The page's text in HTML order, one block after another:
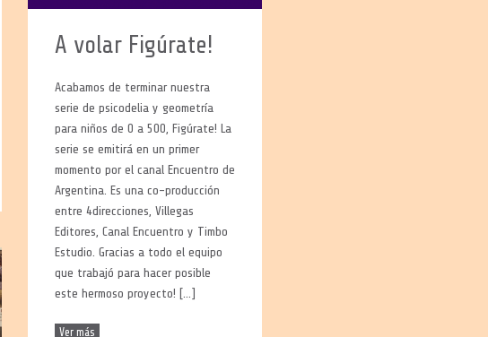
A volar Figúrate!
Acabamos de terminar nuestra
serie de psicodelia y geometría
para niños de 0 a 500, Figúrate! La
serie se emitirá en un primer
momento por el canal Encuentro de
Argentina. Es una co-producción
entre 4direcciones, Villegas
Editores, Canal Encuentro y Timbo
Estudio. Gracias a todo el equipo
que trabajó para hacer posible
este hermoso proyecto! […]
Ver más